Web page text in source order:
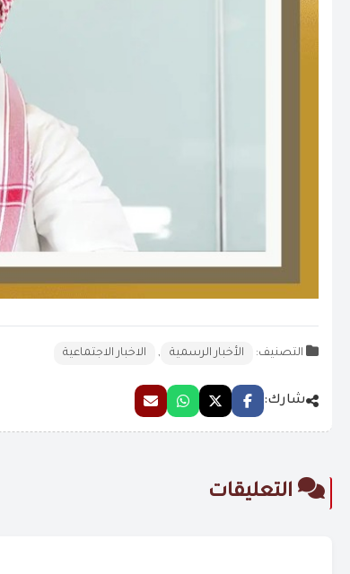
التصنيف: الأخبار الرسمية , الاخبار الاجتماعية
شارك:
التعليقات